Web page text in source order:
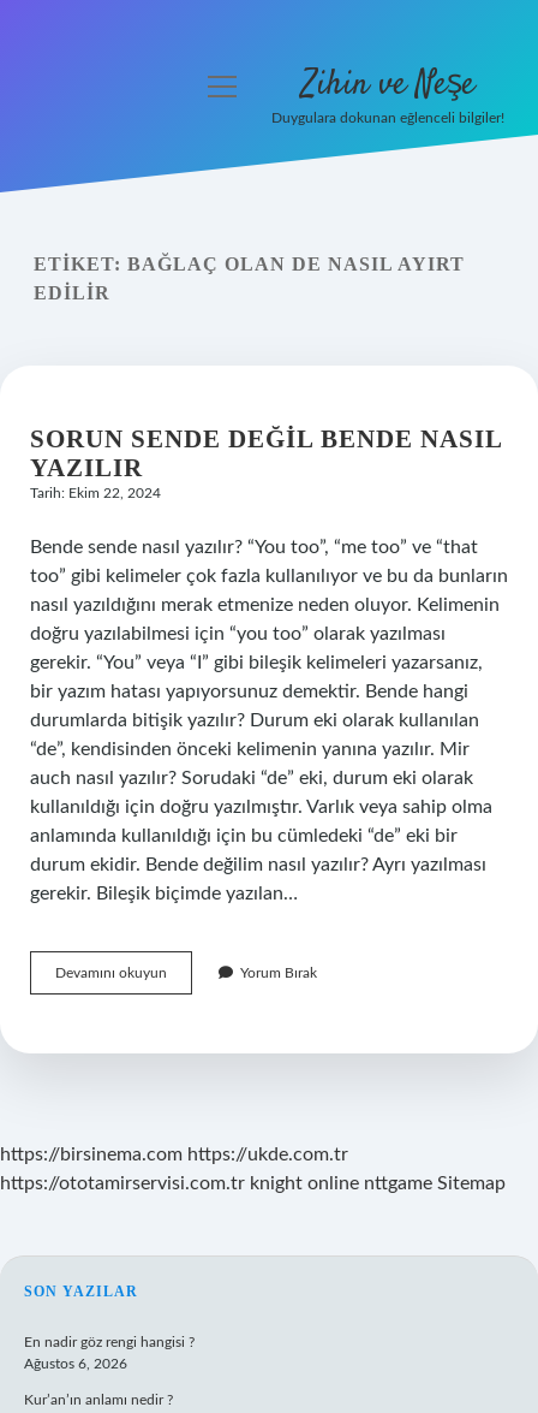
Yasal Uyarı
menüyü
Zihin ve Neşe
Duygulara dokunan eğlenceli bilgiler!
ETIKET: BAĞLAÇ OLAN DE NASIL AYIRT
EDILIR
SORUN SENDE DEĞIL BENDE NASIL
YAZILIR
Tarih: Ekim 22, 2024
Bende sende nasıl yazılır? “You too”, “me too” ve “that
too” gibi kelimeler çok fazla kullanılıyor ve bu da bunların
nasıl yazıldığını merak etmenize neden oluyor. Kelimenin
doğru yazılabilmesi için “you too” olarak yazılması
gerekir. “You” veya “I” gibi bileşik kelimeleri yazarsanız,
bir yazım hatası yapıyorsunuz demektir. Bende hangi
durumlarda bitişik yazılır? Durum eki olarak kullanılan
“de”, kendisinden önceki kelimenin yanına yazılır. Mir
auch nasıl yazılır? Sorudaki “de” eki, durum eki olarak
kullanıldığı için doğru yazılmıştır. Varlık veya sahip olma
anlamında kullanıldığı için bu cümledeki “de” eki bir
durum ekidir. Bende değilim nasıl yazılır? Ayrı yazılması
gerekir. Bileşik biçimde yazılan…
Devamını okuyun
Sende
Nasıl
Yorum Bırak
https://birsinema.com https://ukde.com.tr
https://ototamirservisi.com.tr knight online nttgame Sitemap
SIDEBAR
SON YAZILAR
En nadir göz rengi hangisi ?
Ağustos 6, 2026
Kur’an’ın anlamı nedir ?